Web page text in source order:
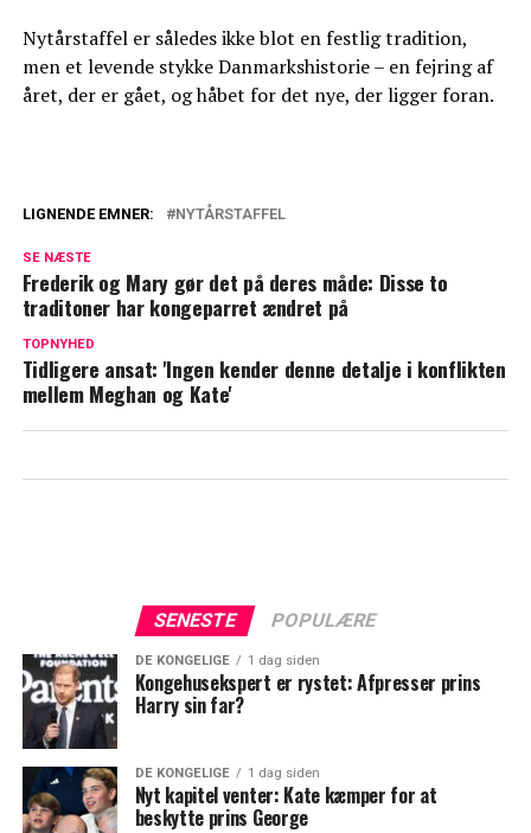
Nytårstaffel er således ikke blot en festlig tradition,
men et levende stykke Danmarkshistorie – en fejring af
året, der er gået, og håbet for det nye, der ligger foran.
for børnene hos William og Kate
Prinsesse Diana brød kongelig tradition:
LIGNENDE EMNER: NYTÅRSTAFFEL
SE NÆSTE
Frederik og Mary gør det på deres måde: Disse to
traditoner har kongeparret ændret på
TOPNYHED
Tidligere ansat: 'Ingen kender denne detalje i konflikten
mellem Meghan og Kate'
SENESTE POPULÆRE
DE KONGELIGE 1 dag siden
Kongehusekspert er rystet: Afpresser prins
Harry sin far?
DE KONGELIGE 1 dag siden
Nyt kapitel venter: Kate kæmper for at
beskytte prins George